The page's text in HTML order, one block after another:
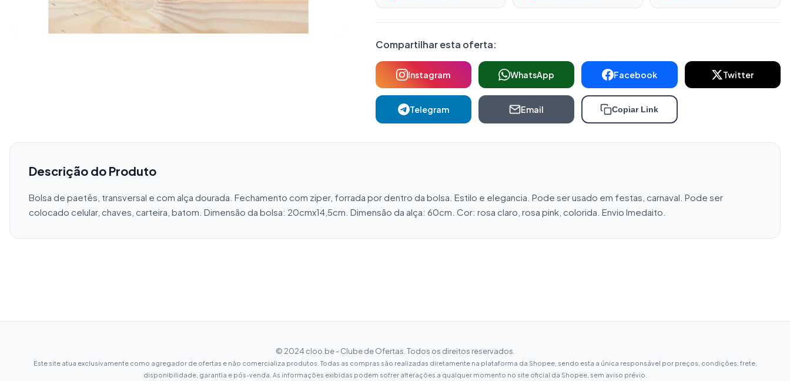
Compartilhar esta oferta:
Instagram WhatsApp Facebook Twitter
Telegram Email Copiar Link
Descrição do Produto
Bolsa de paetês, transversal e com alça dourada. Fechamento com ziper, forrada por dentro da bolsa. Estilo e elegancia. Pode ser usado em festas, carnaval. Pode ser
colocado celular, chaves, carteira, batom. Dimensão da bolsa: 20cmx14,5cm. Dimensão da alça: 60cm. Cor: rosa claro, rosa pink, colorida. Envio Imedaito.
© 2024 cloo.be - Clube de Ofertas. Todos os direitos reservados.
Este site atua exclusivamente como agregador de ofertas e não comercializa produtos. Todas as compras são realizadas diretamente na plataforma da Shopee, sendo esta a única responsável por preços, condições, frete,
disponibilidade, garantia e pós-venda. As informações exibidas podem sofrer alterações a qualquer momento no site oficial da Shopee, sem aviso prévio.